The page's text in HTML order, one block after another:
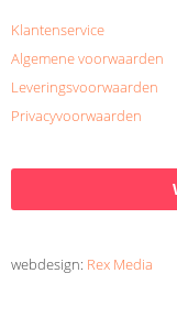
Klantenservice
Algemene voorwaarden
Leveringsvoorwaarden
Privacyvoorwaarden
webdesign: Rex Media